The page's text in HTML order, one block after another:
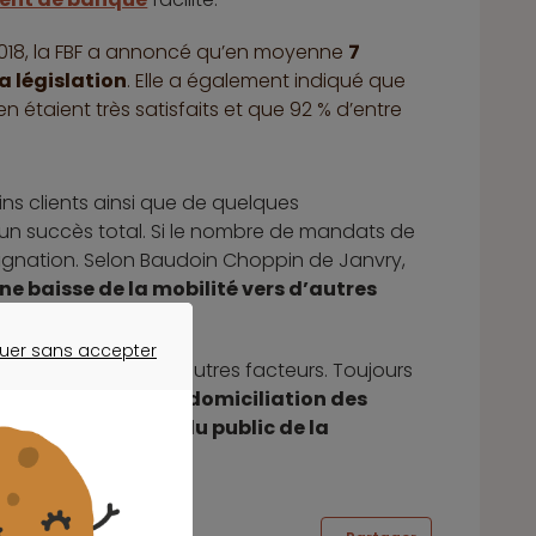
la FBF a annoncé qu’en moyenne 7
législation. Elle a également indiqué que
étaient très satisfaits et que 92 % d’entre
clients ainsi que de quelques
succès total. Si le nombre de mandats de
Selon Baudoin Choppin de Janvry,
baisse de la mobilité vers d’autres
à cause d’autres facteurs. Toujours
règles touchant la domiciliation des
l’attention du public de la
sans accepter